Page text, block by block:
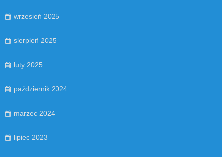
wrzesień 2025
sierpień 2025
luty 2025
październik 2024
marzec 2024
lipiec 2023